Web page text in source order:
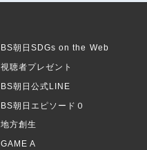
BS朝日SDGs on the Web
視聴者プレゼント
BS朝日公式LINE
BS朝日エピソード０
地方創生
GAME A